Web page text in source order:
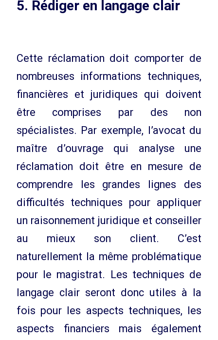
5. Rédiger en langage clair
Cette réclamation doit comporter de
nombreuses informations techniques,
financières et juridiques qui doivent
être comprises par des non
spécialistes. Par exemple, l’avocat du
maître d’ouvrage qui analyse une
réclamation doit être en mesure de
comprendre les grandes lignes des
difficultés techniques pour appliquer
un raisonnement juridique et conseiller
au mieux son client. C’est
naturellement la même problématique
pour le magistrat. Les techniques de
langage clair seront donc utiles à la
fois pour les aspects techniques, les
aspects financiers mais également